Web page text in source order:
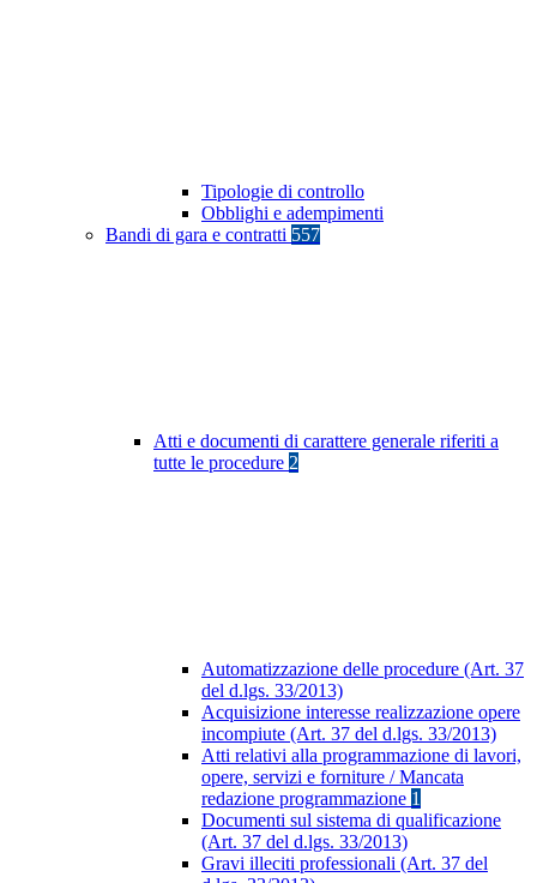
Tipologie di controllo
Obblighi e adempimenti
Bandi di gara e contratti 557
Atti e documenti di carattere generale riferiti a
tutte le procedure 2
Automatizzazione delle procedure (Art. 37
del d.lgs. 33/2013)
Acquisizione interesse realizzazione opere
incompiute (Art. 37 del d.lgs. 33/2013)
Atti relativi alla programmazione di lavori,
opere, servizi e forniture / Mancata
redazione programmazione 1
Documenti sul sistema di qualificazione
(Art. 37 del d.lgs. 33/2013)
Gravi illeciti professionali (Art. 37 del